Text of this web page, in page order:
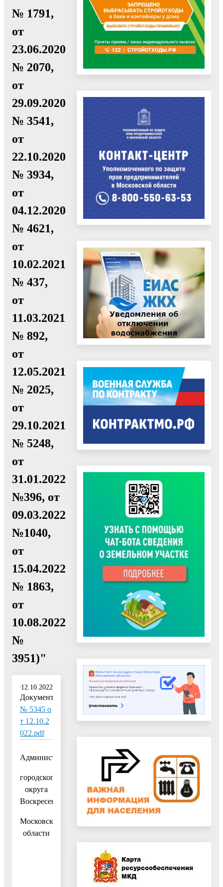
№ 1791,
от
23.06.2020
№ 2070,
от
29.09.2020
№ 3541,
от
22.10.2020
№ 3934,
от
04.12.2020
№ 4621,
от
10.02.2021
№ 437,
от
11.03.2021
№ 892,
от
12.05.2021
№ 2025,
от
29.10.2021
№ 5248,
от
31.01.2022
№396, от
09.03.2022
№1040,
от
15.04.2022
№ 1863,
от
10.08.2022
№
3951)"
12.10.2022
Документ:
№ 5345 о
т 12.10.2
022.pdf
Администрация
городского
округа
Воскресенск
Московской
области